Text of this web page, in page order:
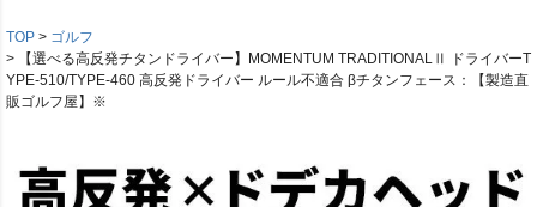
TOP
ゴルフ
【選べる高反発チタンドライバー】MOMENTUM TRADITIONALⅡ ドライバーT
YPE-510/TYPE-460 高反発ドライバー ルール不適合 βチタンフェース：【製造直
販ゴルフ屋】※